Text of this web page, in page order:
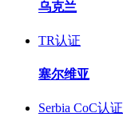
乌克兰
TR认证
塞尔维亚
Serbia CoC认证